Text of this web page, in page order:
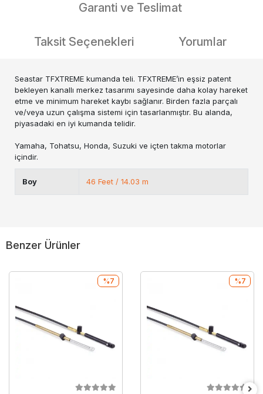
Garanti ve Teslimat
Taksit Seçenekleri Yorumlar
Seastar TFXTREME kumanda teli. TFXTREME’in eşsiz patent
bekleyen kanallı merkez tasarımı sayesinde daha kolay hareket
etme ve minimum hareket kaybı sağlanır. Birden fazla parçalı
ve/veya uzun çalışma sistemi için tasarlanmıştır. Bu alanda,
piyasadaki en iyi kumanda telidir.
Yamaha, Tohatsu, Honda, Suzuki ve içten takma motorlar
içindir.
Boy 46 Feet / 14.03 m
Benzer Ürünler
%7 %7